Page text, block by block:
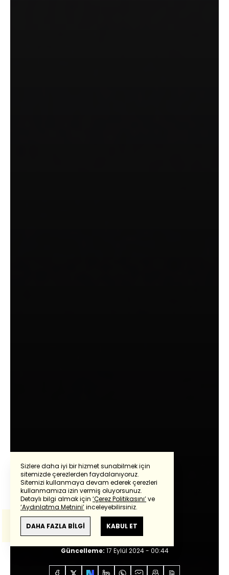
Oray Eğin
Ayla Ayla Ayla
Güncelleme: 17 Eylül 2024 - 00:44
Sizlere daha iyi bir hizmet sunabilmek için
sitemizde çerezlerden faydalanıyoruz.
Sitemizi kullanmaya devam ederek çerezleri
kullanmamıza izin vermiş oluyorsunuz.
Detaylı bilgi almak için ‘Çerez Politikasını’ve
‘Aydınlatma Metnini’inceleyebilirsiniz.
DAHA FAZLA BİLGİ KABUL ET
Powered by Translate
Bu çevirideGoogle Transletekullanılmıştır.
Anlam ve çeviri hatalarından
haberturk.com
sorumlu değildir.